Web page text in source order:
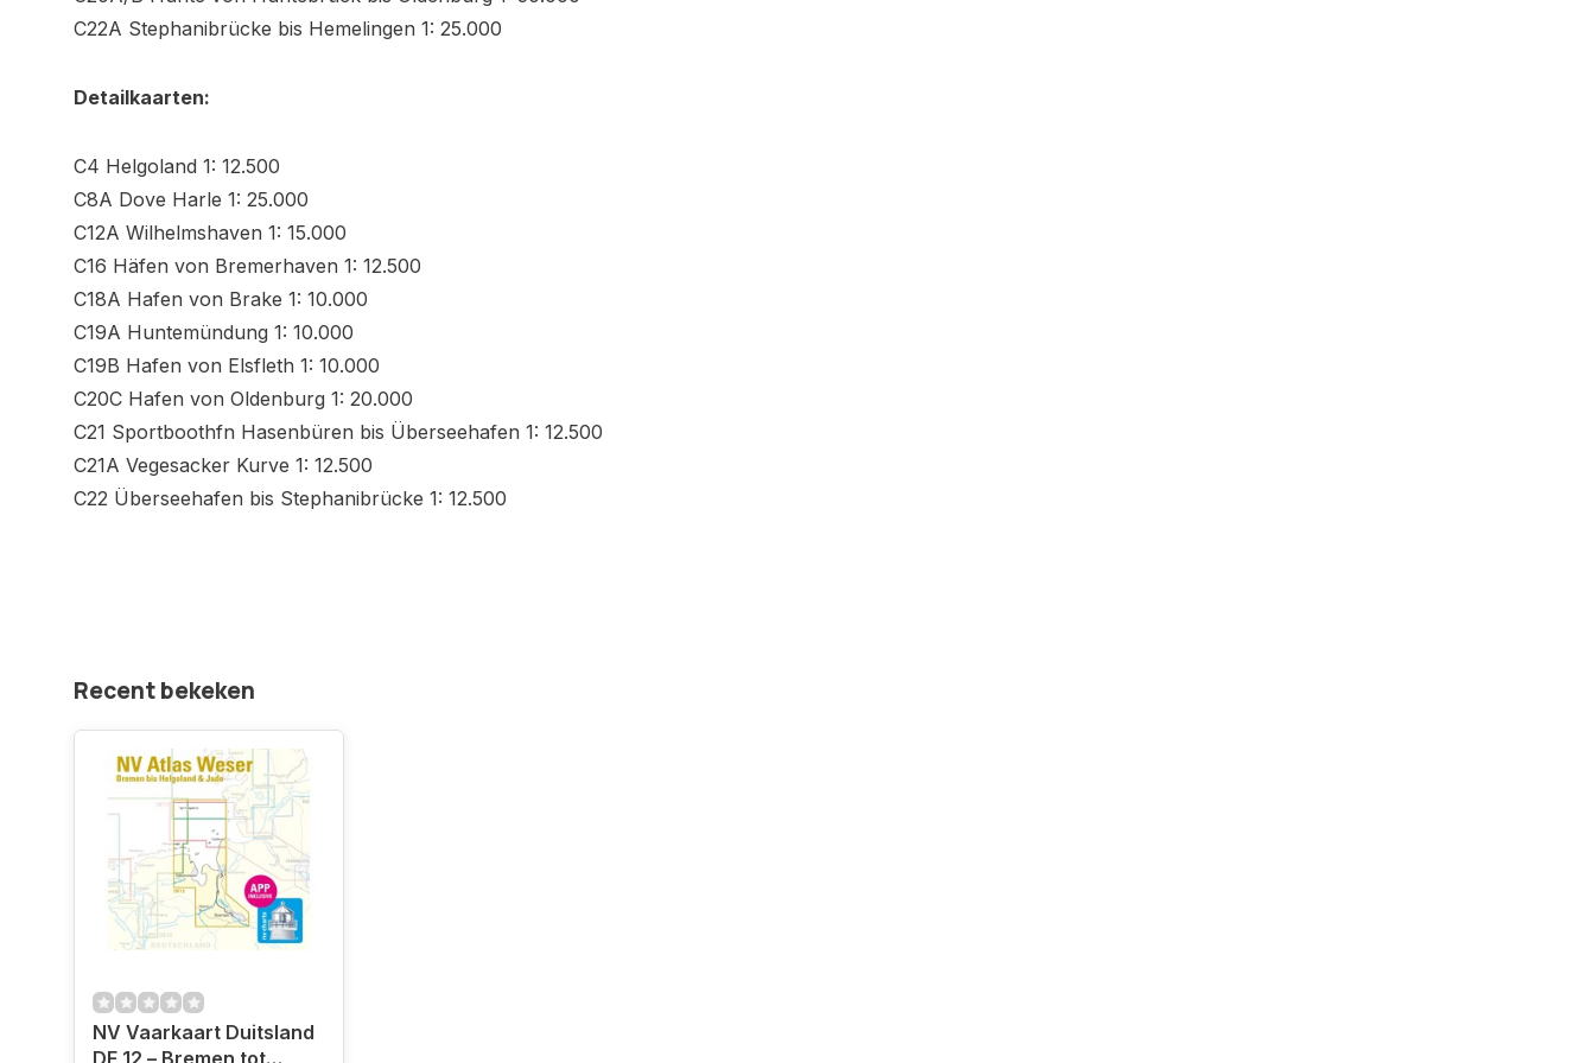
C22A Stephanibrücke bis Hemelingen 1: 25.000
Detailkaarten:
C4 Helgoland 1: 12.500
C8A Dove Harle 1: 25.000
C12A Wilhelmshaven 1: 15.000
C16 Häfen von Bremerhaven 1: 12.500
C18A Hafen von Brake 1: 10.000
C19A Huntemündung 1: 10.000
C19B Hafen von Elsfleth 1: 10.000
C20C Hafen von Oldenburg 1: 20.000
C21 Sportboothfn Hasenbüren bis Überseehafen 1: 12.500
C21A Vegesacker Kurve 1: 12.500
C22 Überseehafen bis Stephanibrücke 1: 12.500
Recent bekeken
NV Vaarkaart Duitsland
DE 12 – Bremen tot